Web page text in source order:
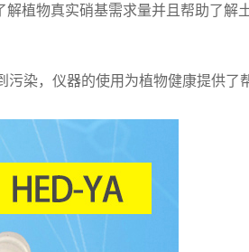
植物真实硝基需求量并且帮助了解
染，仪器的使用为植物健康提供了